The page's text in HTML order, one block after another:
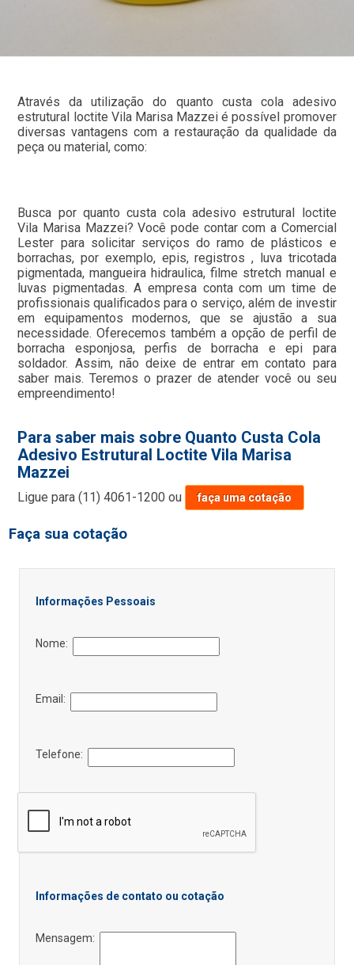
Através da utilização do quanto custa cola adesivo
estrutural loctite Vila Marisa Mazzei é possível promover
diversas vantagens com a restauração da qualidade da
peça ou material, como:
Busca por quanto custa cola adesivo estrutural loctite
Vila Marisa Mazzei? Você pode contar com a Comercial
Lester para solicitar serviços do ramo de plásticos e
borrachas, por exemplo, epis, registros , luva tricotada
pigmentada, mangueira hidraulica, filme stretch manual e
luvas pigmentadas. A empresa conta com um time de
profissionais qualificados para o serviço, além de investir
em equipamentos modernos, que se ajustão a sua
necessidade. Oferecemos também a opção de perfil de
borracha esponjosa, perfis de borracha e epi para
soldador. Assim, não deixe de entrar em contato para
saber mais. Teremos o prazer de atender você ou seu
empreendimento!
Para saber mais sobre Quanto Custa Cola
Adesivo Estrutural Loctite Vila Marisa
Mazzei
Ligue para(11) 4061-1200 ou faça uma cotação
Faça sua cotação
Informações Pessoais
Nome:
Email:
Telefone:
Informações de contato ou cotação
Mensagem: